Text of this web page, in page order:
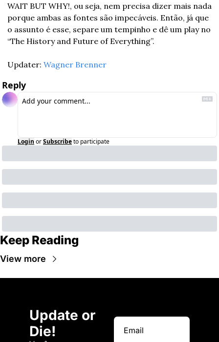
WAIT BUT WHY!, ou seja, nem precisa dizer mais nada
porque ambas as fontes são impecáveis. Então, já que
o assunto é esse, separe um tempinho e dê um play no
“The History and Future of Everything”.
Updater: Wagner Brenner
Reply
Login orSubscribeto participate
Keep Reading
View more
Update or
Die!